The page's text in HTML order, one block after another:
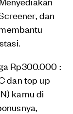
dan
Rp300.000 :
dan top up
kamu di